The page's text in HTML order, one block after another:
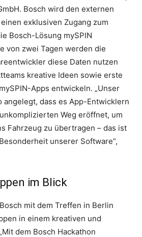
Bosch wird den externen
exklusiven Zugang zum
Bosch-Lösung mySPIN
von zwei Tagen werden die
diese Daten nutzen
kreative Ideen sowie erste
Apps entwickeln. „Unser
angelegt, dass es App-Entwicklern
Weg eröffnet, um
Fahrzeug zu übertragen – das ist
unserer Software“,
im Blick
mit dem Treffen in Berlin
in einem kreativen und
dem Bosch Hackathon